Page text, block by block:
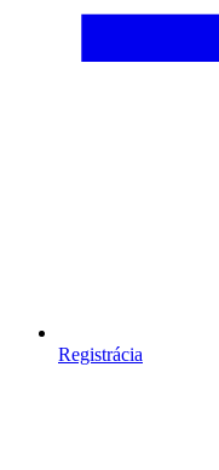
Registrácia